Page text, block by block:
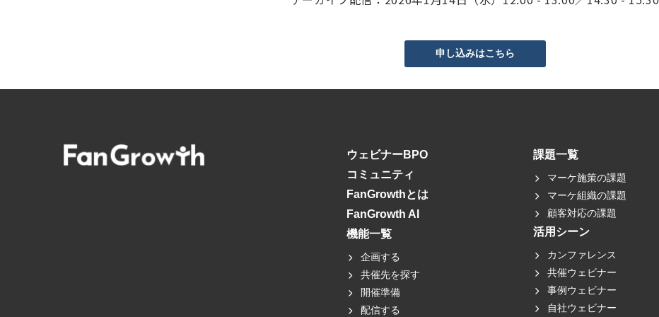
申し込みはこちら
ウェビナーBPO
コミュニティ
FanGrowthとは
FanGrowth AI
機能一覧
企画する
共催先を探す
開催準備
配信する
課題一覧
マーケ施策の課題
マーケ組織の課題
顧客対応の課題
活用シーン
カンファレンス
共催ウェビナー
事例ウェビナー
自社ウェビナー